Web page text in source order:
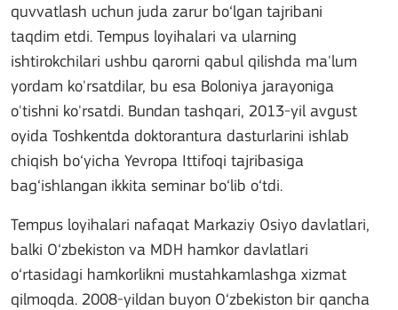
quvvatlash uchun juda zarur bo‘lgan tajribani
taqdim etdi. Tempus loyihalari va ularning
ishtirokchilari ushbu qarorni qabul qilishda ma'lum
yordam ko'rsatdilar, bu esa Boloniya jarayoniga
o'tishni ko'rsatdi. Bundan tashqari, 2013-yil avgust
oyida Toshkentda doktorantura dasturlarini ishlab
chiqish bo‘yicha Yevropa Ittifoqi tajribasiga
bag‘ishlangan ikkita seminar bo‘lib o‘tdi.
Tempus loyihalari nafaqat Markaziy Osiyo davlatlari,
balki O‘zbekiston va MDH hamkor davlatlari
o‘rtasidagi hamkorlikni mustahkamlashga xizmat
qilmoqda. 2008-yildan buyon O‘zbekiston bir qancha